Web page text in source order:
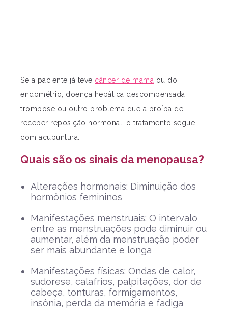
Se a paciente já teve câncer de mama ou do
endométrio, doença hepática descompensada,
trombose ou outro problema que a proíba de
receber reposição hormonal, o tratamento segue
com acupuntura.
Quais são os sinais da menopausa?
Alterações hormonais: Diminuição dos
hormônios femininos
Manifestações menstruais: O intervalo
entre as menstruações pode diminuir ou
aumentar, além da menstruação poder
ser mais abundante e longa
Manifestações físicas: Ondas de calor,
sudorese, calafrios, palpitações, dor de
cabeça, tonturas, formigamentos,
insônia, perda da memória e fadiga